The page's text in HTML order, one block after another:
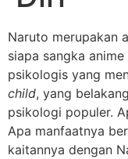
Naruto merupakan
siapa sangka
psikologis yang
child, yang
psikologi populer.
Apa manfaatnya
kaitannya dengan